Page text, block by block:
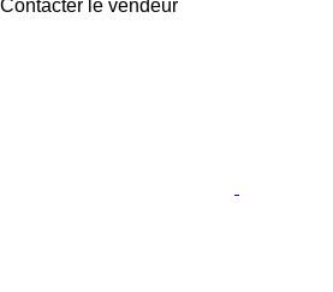
Contacter le vendeur